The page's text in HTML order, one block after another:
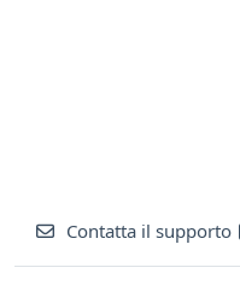
Contatta il supporto